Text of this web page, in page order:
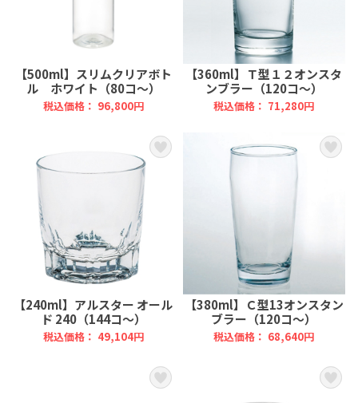
【500ml】スリムクリアボト
ル ホワイト（80コ～）
税込価格： 96,800円
【360ml】Ｔ型１２オンスタ
ンブラー（120コ～）
税込価格： 71,280円
【240ml】アルスター オール
ド 240（144コ～）
税込価格： 49,104円
【380ml】Ｃ型13オンスタン
ブラー（120コ～）
税込価格： 68,640円